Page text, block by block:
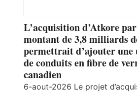
L’acquisition d’Atkore
montant de 3,8 milliards
permettrait d’ajouter une
de conduits en fibre de
canadien
6-aout-2026 Le projet